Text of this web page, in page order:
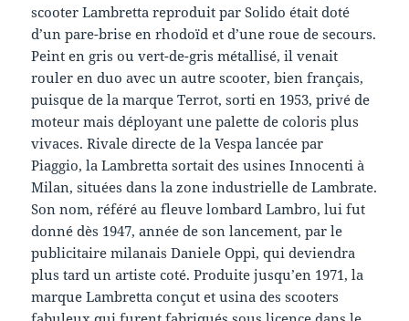
scooter Lambretta reproduit par Solido était doté
d’un pare-brise en rhodoïd et d’une roue de secours.
Peint en gris ou vert-de-gris métallisé, il venait
rouler en duo avec un autre scooter, bien français,
puisque de la marque Terrot, sorti en 1953, privé de
moteur mais déployant une palette de coloris plus
vivaces. Rivale directe de la Vespa lancée par
Piaggio, la Lambretta sortait des usines Innocenti à
Milan, situées dans la zone industrielle de Lambrate.
Son nom, référé au fleuve lombard Lambro, lui fut
donné dès 1947, année de son lancement, par le
publicitaire milanais Daniele Oppi, qui deviendra
plus tard un artiste coté. Produite jusqu’en 1971, la
marque Lambretta conçut et usina des scooters